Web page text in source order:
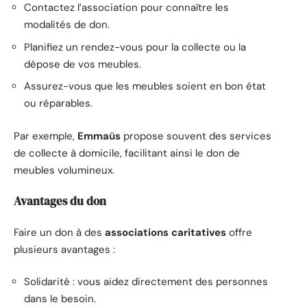
Contactez l’association pour connaître les
modalités de don.
Planifiez un rendez-vous pour la collecte ou la
dépose de vos meubles.
Assurez-vous que les meubles soient en bon état
ou réparables.
Par exemple, Emmaüs propose souvent des services
de collecte à domicile, facilitant ainsi le don de
meubles volumineux.
Avantages du don
Faire un don à des associations caritatives offre
plusieurs avantages :
Solidarité : vous aidez directement des personnes
dans le besoin.